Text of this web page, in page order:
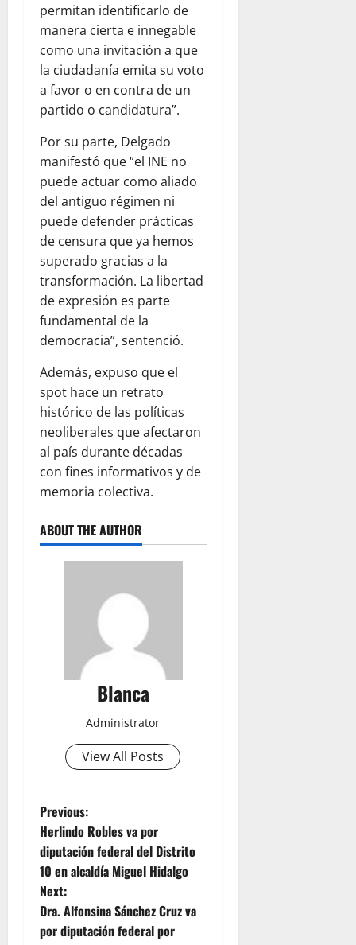
permitan identificarlo de
manera cierta e innegable
como una invitación a que
la ciudadanía emita su voto
a favor o en contra de un
partido o candidatura”.
Por su parte, Delgado
manifestó que “el INE no
puede actuar como aliado
del antiguo régimen ni
puede defender prácticas
de censura que ya hemos
superado gracias a la
transformación. La libertad
de expresión es parte
fundamental de la
democracia”, sentenció.
Además, expuso que el
spot hace un retrato
histórico de las políticas
neoliberales que afectaron
al país durante décadas
con fines informativos y de
memoria colectiva.
ABOUT THE AUTHOR
Blanca
Administrator
View All Posts
P
o
s
t
Previous:
Herlindo Robles va por
diputación federal del Distrito
10 en alcaldía Miguel Hidalgo
Next:
Dra. Alfonsina Sánchez Cruz va
por diputación federal por